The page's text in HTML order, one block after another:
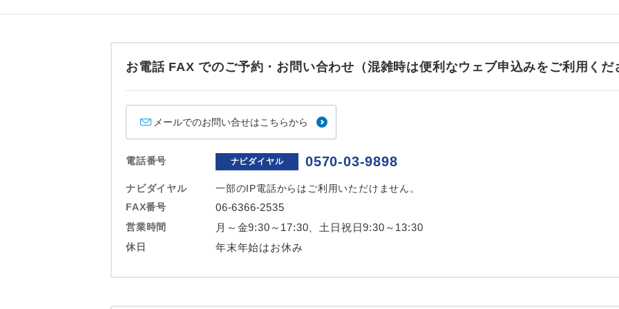
お電話 FAX でのご予約・お問い合わせ（混雑時は便利なウェブ申込みをご利用くだ
メールでのお問い合せはこちらから
電話番号 ナビダイヤル 0570-03-9898
ナビダイヤル
一部のIP電話からはご利用いただけません。
FAX番号
06-6366-2535
営業時間 月～金9:30～17:30、土日祝日9:30～13:30
休日 年末年始はお休み